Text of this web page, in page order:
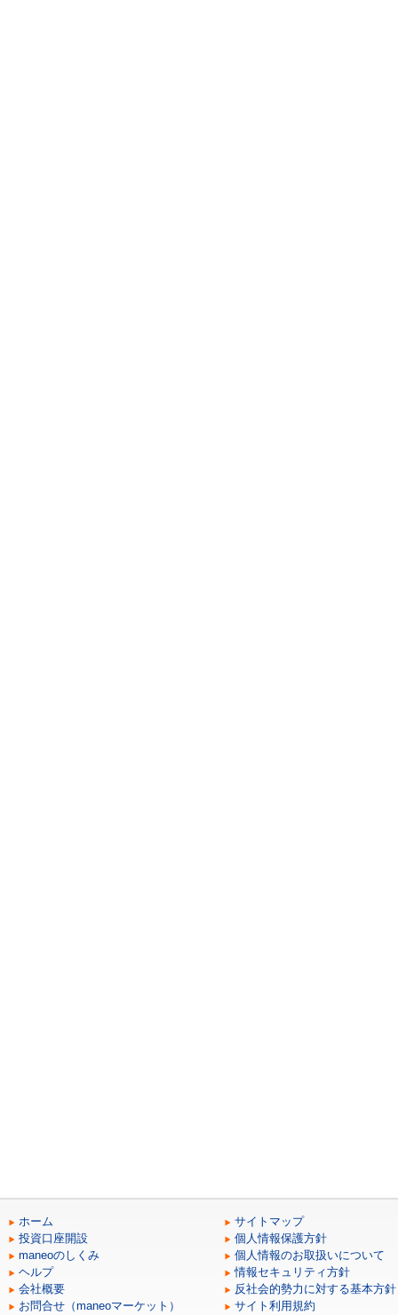
ホーム
投資口座開設
maneoのしくみ
ヘルプ
会社概要
お問合せ（maneoマーケット）
サイトマップ
個人情報保護方針
個人情報のお取扱いについて
情報セキュリティ方針
反社会的勢力に対する基本方針
サイト利用規約